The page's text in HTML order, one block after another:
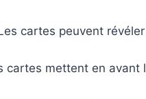
cartes peuvent
cartes mettent en